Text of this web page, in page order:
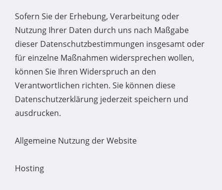
Sofern Sie der Erhebung, Verarbeitung oder
Nutzung Ihrer Daten durch uns nach Maßgabe
dieser Datenschutzbestimmungen insgesamt oder
für einzelne Maßnahmen widersprechen wollen,
können Sie Ihren Widerspruch an den
Verantwortlichen richten. Sie können diese
Datenschutzerklärung jederzeit speichern und
ausdrucken.
Allgemeine Nutzung der Website
Hosting